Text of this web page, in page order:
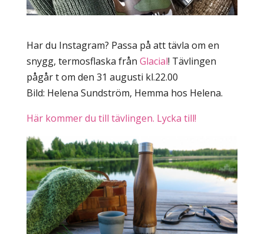
Har du Instagram? Passa på att tävla om en
snygg, termosflaska från Glacial! Tävlingen
pågår t om den 31 augusti kl.22.00
Bild: Helena Sundström, Hemma hos Helena.
Här kommer du till tävlingen. Lycka till!